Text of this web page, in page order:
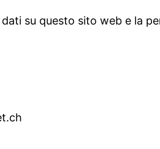
su questo sito web e la